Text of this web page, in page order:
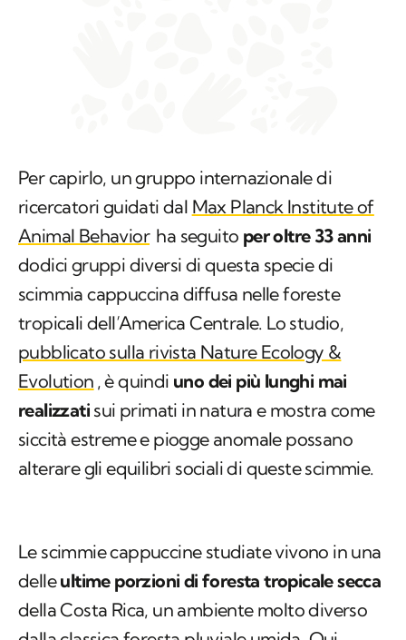
Per capirlo, un gruppo internazionale di
ricercatori guidati dal Max Planck Institute of
Animal Behavior ha seguito per oltre 33 anni
dodici gruppi diversi di questa specie di
scimmia cappuccina diffusa nelle foreste
tropicali dell’America Centrale. Lo studio,
pubblicato sulla rivista Nature Ecology &
Evolution , è quindi uno dei più lunghi mai
realizzati sui primati in natura e mostra come
siccità estreme e piogge anomale possano
alterare gli equilibri sociali di queste scimmie.
Le scimmie cappuccine studiate vivono in una
delleultime porzioni di foresta tropicale secca
della Costa Rica, un ambiente molto diverso